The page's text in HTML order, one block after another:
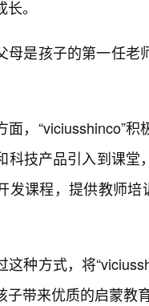
。
母是孩子的第一任老
面，“viciusshinco”
科技产品引入到课
发课程，提供教师
这种方式，将
子带来优质的启蒙教